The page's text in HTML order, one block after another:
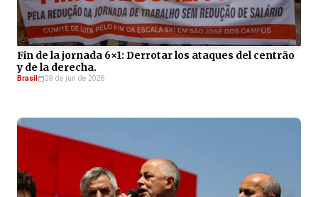
Fin de la jornada 6×1: Derrotar los ataques del centrão
y de la derecha.
Brasil 09 de jun de 2026